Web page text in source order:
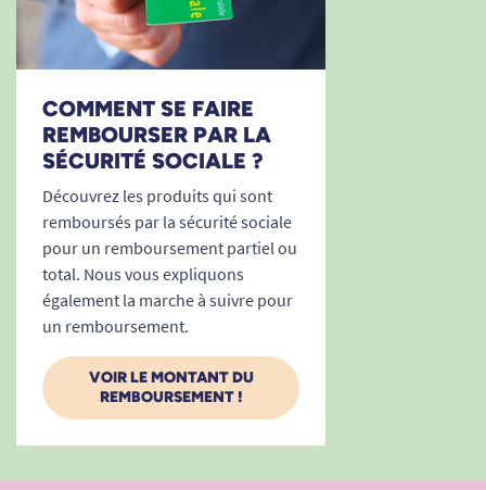
COMMENT SE FAIRE
REMBOURSER PAR LA
SÉCURITÉ SOCIALE ?
Découvrez les produits qui sont
remboursés par la sécurité sociale
pour un remboursement partiel ou
total. Nous vous expliquons
également la marche à suivre pour
un remboursement.
VOIR LE MONTANT DU
REMBOURSEMENT !